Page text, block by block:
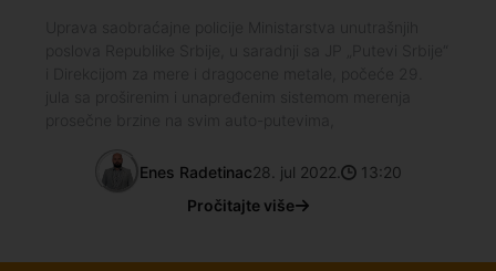
Enes Radetinac28. jul 2022.
13:20
Pročitajte više